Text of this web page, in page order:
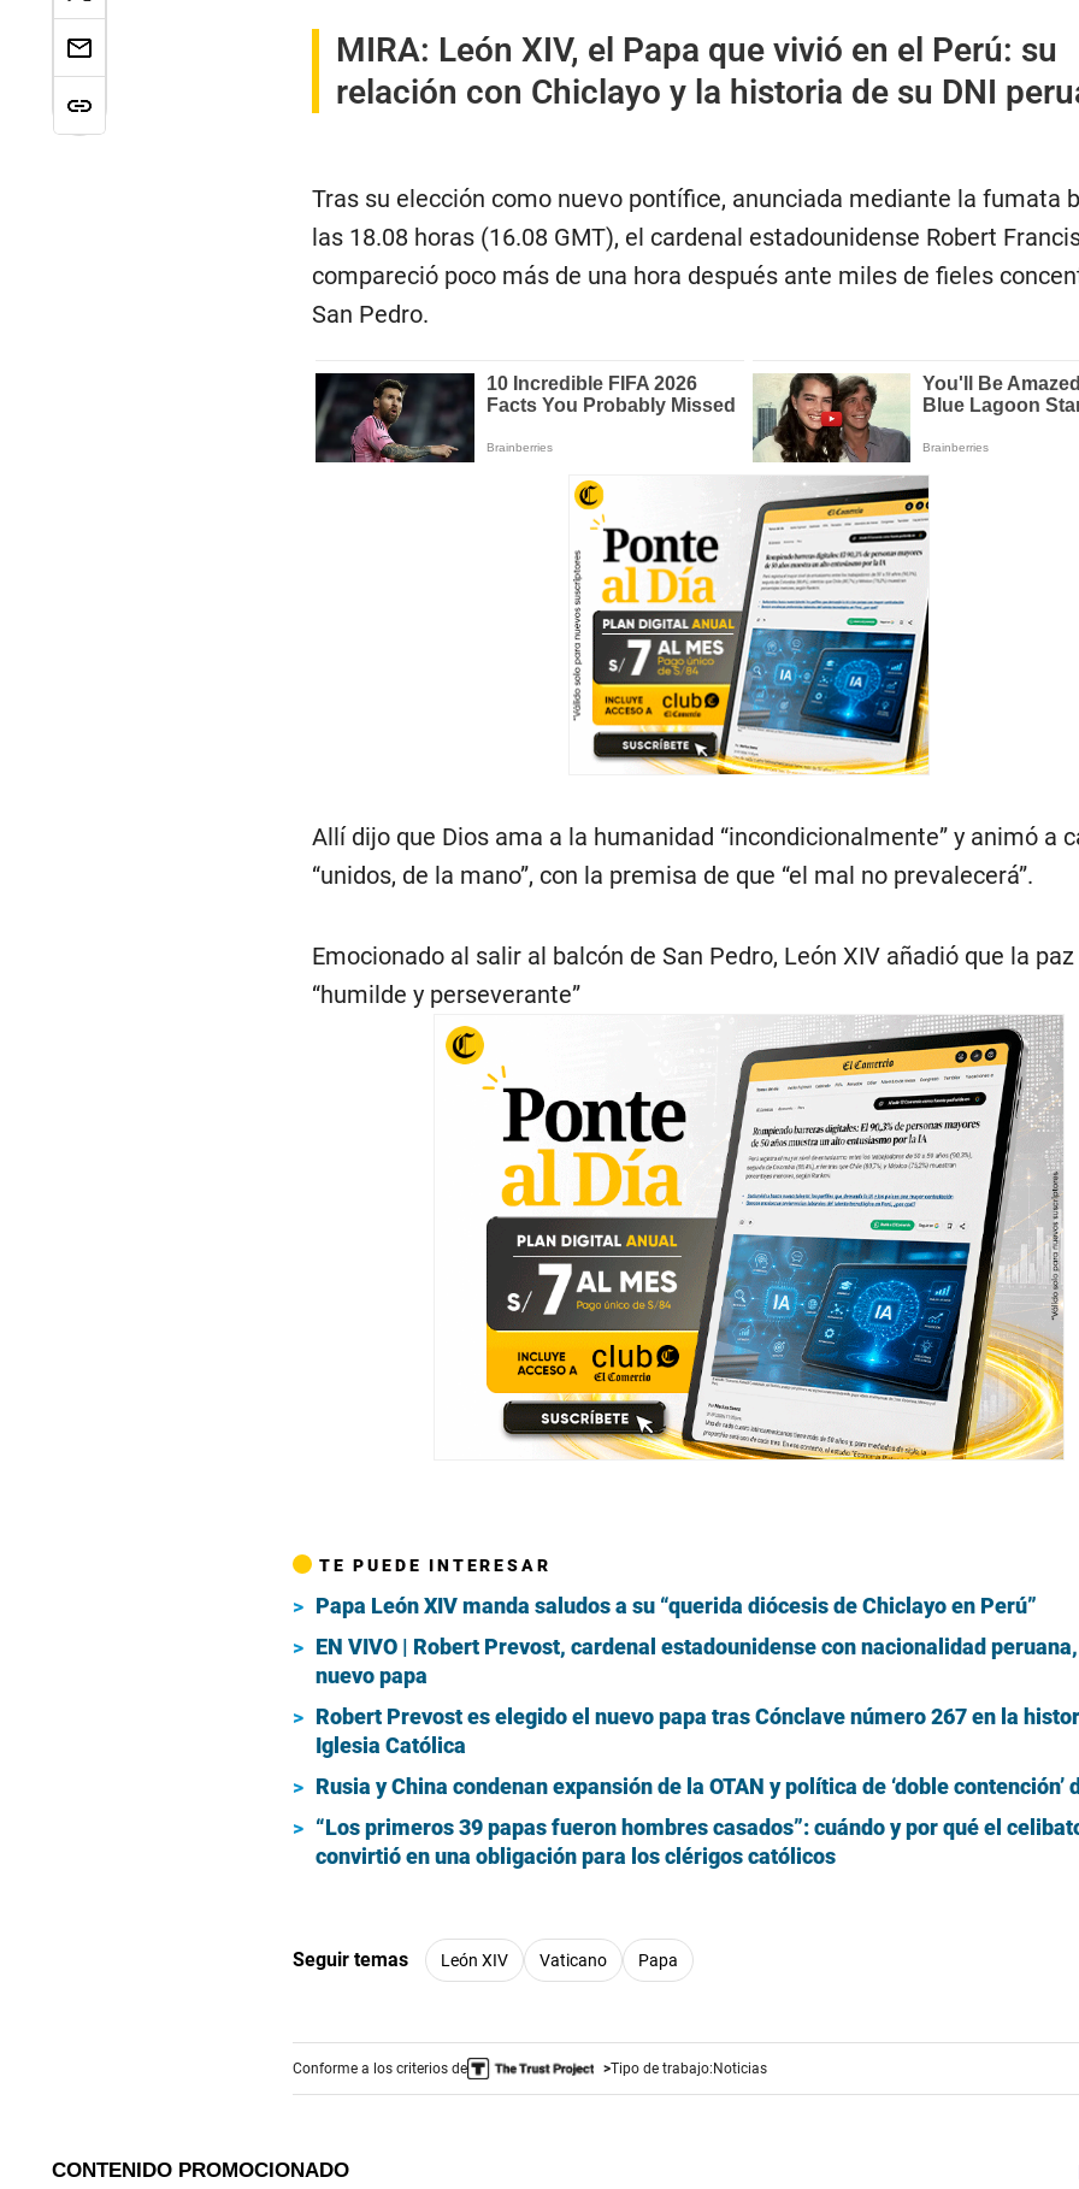
MIRA: León XIV, el Papa que vivió en el Perú: su
relación con Chiclayo y la historia de su DNI
Tras su elección como nuevo pontífice, anunciada mediante la fumata
las 18.08 horas (16.08 GMT), el cardenal estadounidense Robert
compareció poco más de una hora después ante miles de fieles
San Pedro.
Allí dijo que Dios ama a la humanidad “incondicionalmente” y animó a
“unidos, de la mano”, con la premisa de que “el mal no prevalecerá”.
Emocionado al salir al balcón de San Pedro, León XIV añadió que la
“humilde y perseverante”
TE PUEDE INTERESAR
Papa León XIV manda saludos a su “querida diócesis de Chiclayo en Perú”
EN VIVO | Robert Prevost, cardenal estadounidense con nacionalidad peruana,
nuevo papa
Robert Prevost es elegido el nuevo papa tras Cónclave número 267 en la
Iglesia Católica
Rusia y China condenan expansión de la OTAN y política de ‘doble contención’
“Los primeros 39 papas fueron hombres casados”: cuándo y por qué el
convirtió en una obligación para los clérigos católicos
Seguir temas León XIV Vaticano Papa
Conforme a los criterios de Tipo de trabajo: Noticias